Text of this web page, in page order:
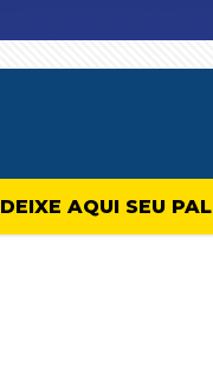
DEIXE AQUI SEU